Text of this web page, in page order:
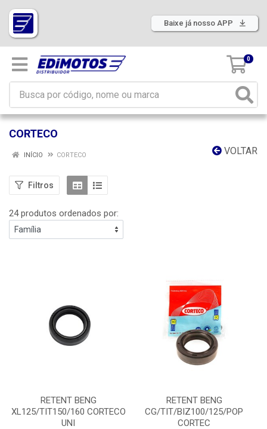
Baixe já nosso APP
0
CORTECO
VOLTAR
INÍCIO CORTECO
Filtros
24 produtos ordenados por:
RETENT BENG
XL125/TIT150/160 CORTECO
UNI
RETENT BENG
CG/TIT/BIZ100/125/POP
CORTEC